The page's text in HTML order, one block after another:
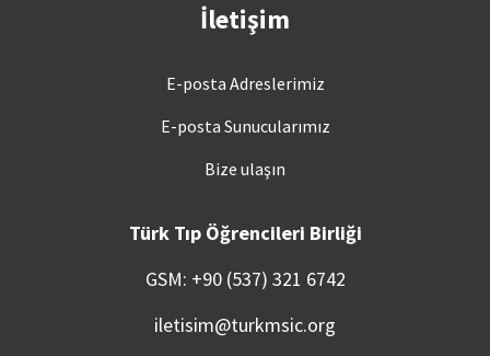
İletişim
E-posta Adreslerimiz
E-posta Sunucularımız
Bize ulaşın
Türk Tıp Öğrencileri Birliği
GSM: +90 (537) 321 6742
iletisim@turkmsic.org